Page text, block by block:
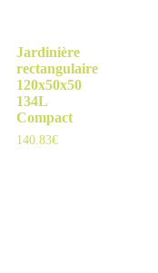
Jardinière
rectangulaire
120x50x50
134L
Compact
140.83€